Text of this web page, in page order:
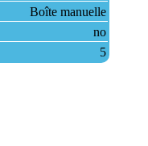
Boîte manuelle
no
5